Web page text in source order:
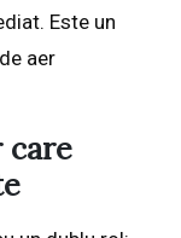
Este un
aer
care